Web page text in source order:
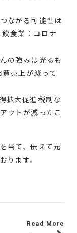
ながる可能性は
食業：コロナ
の強みは光るも
売上が減って
拡大促進税制な
ウトが減ったこ
当て、伝えて元
ります。
Read More